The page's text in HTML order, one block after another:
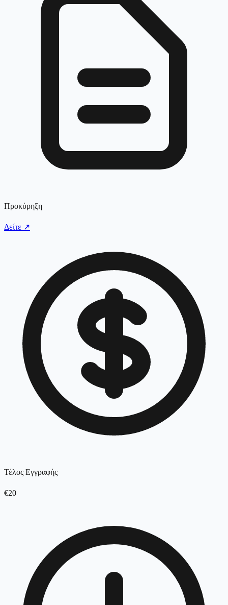
Προκύρηξη
Δείτε ↗
Τέλος Εγγραφής
€20